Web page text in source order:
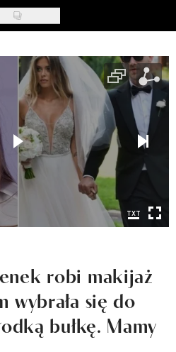
robi makijaż
wybrała się do
bułkę. Mamy